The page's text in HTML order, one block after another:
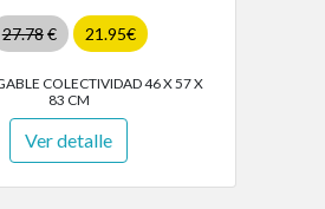
27.78€ 21.95€
COLECTIVIDAD 46 X 57 X
83 CM
Ver detalle